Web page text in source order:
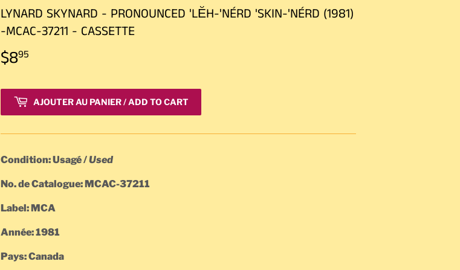
LYNARD SKYNARD - PRONOUNCED 'LĔH-'NÉRD 'SKIN-'NÉRD (1981)
-MCAC-37211 - CASSETTE
$895
AJOUTER AU PANIER / ADD TO CART
Condition: Usagé /Used
No. de Catalogue: MCAC-37211
Label: MCA
Année: 1981
Pays: Canada